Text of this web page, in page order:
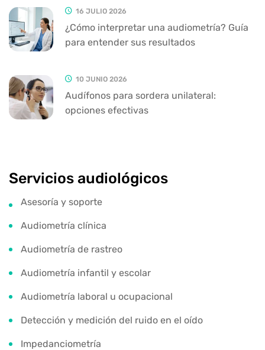
16 JULIO 2026
¿Cómo interpretar una audiometría? Guía
para entender sus resultados
10 JUNIO 2026
Audífonos para sordera unilateral:
opciones efectivas
Servicios audiológicos
Asesoría y soporte
Audiometría clínica
Audiometría de rastreo
Audiometría infantil y escolar
Audiometría laboral u ocupacional
Detección y medición del ruido en el oído
Impedanciometría